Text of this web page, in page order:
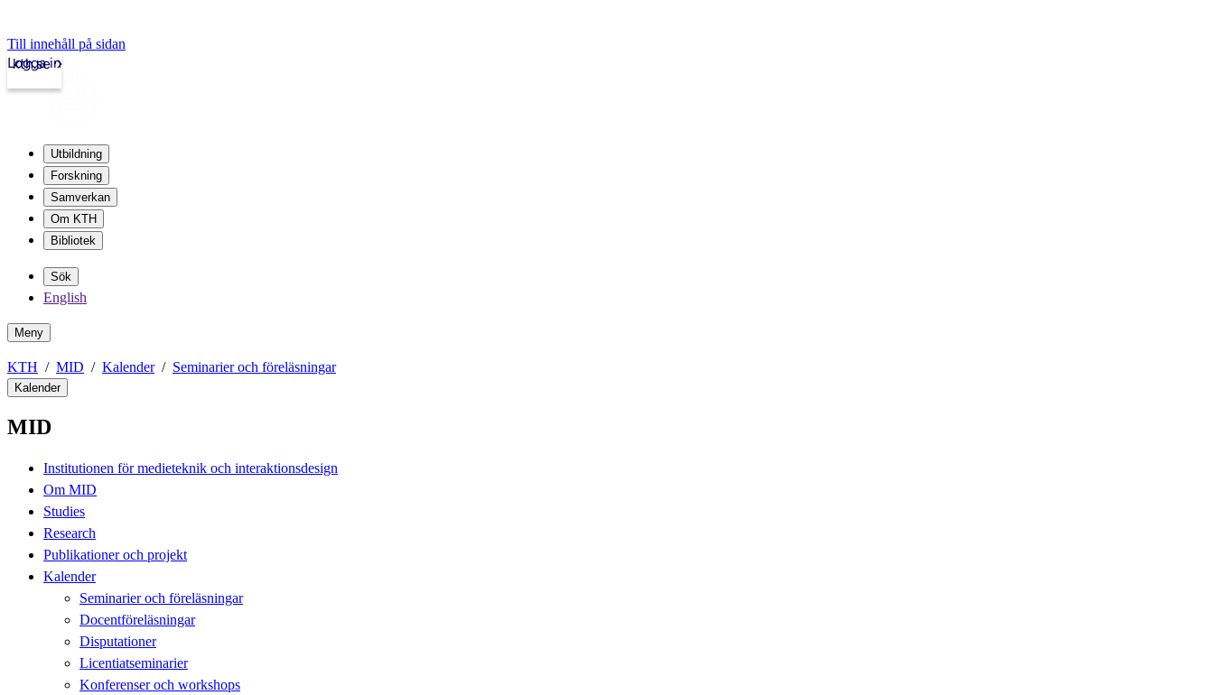
Till innehåll på sidan
kth.se
Logga in
Utbildning
Forskning
Samverkan
Om KTH
Bibliotek
Sök
English
Meny
KTH MID Kalender Seminarier och föreläsningar
Kalender
MID
Institutionen för medieteknik och interaktionsdesign
Om MID
Studies
Research
Publikationer och projekt
Kalender
Seminarier och föreläsningar
Docentföreläsningar
Disputationer
Licentiatseminarier
Konferenser och workshops